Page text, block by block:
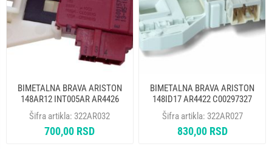
BIMETALNA BRAVA ARISTON
148AR12 INT005AR AR4426
C00085194 METALFLEX ALT.
322AR027
Šifra artikla: 322AR032
700,00 RSD
BIMETALNA BRAVA ARISTON
148ID17 AR4422 C00297327
ROLD ALT. 322AR032
Šifra artikla: 322AR027
830,00 RSD